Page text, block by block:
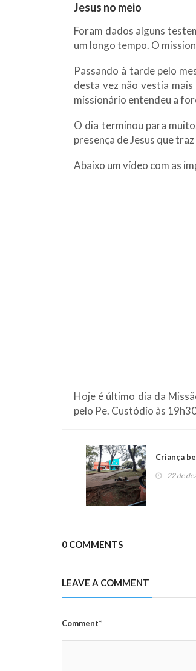
Jesus no meio
Foram dados alguns
um longo tempo. O
Passando à tarde pelo
desta vez não vestia
missionário entendeu a
O dia terminou para
presença de Jesus que
Abaixo um vídeo com as
Hoje é último dia da
pelo Pe. Custódio às
Criança
22 de
0 COMMENTS
LEAVE A COMMENT
Comment*